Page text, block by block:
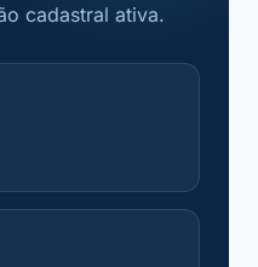
cadastral ativa.